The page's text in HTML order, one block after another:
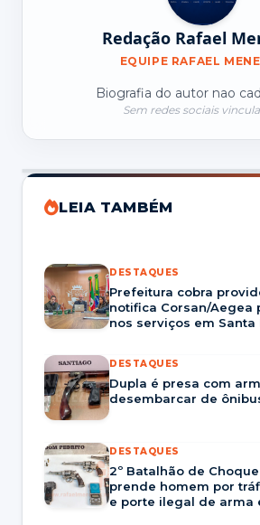
Redação Rafael
EQUIPE RAFAEL
Biografia do autor nao
Sem redes sociais
LEIA TAMBÉM
DESTAQUES
Prefeitura cobra
notifica Corsan/Aegea
nos serviços em Santa
DESTAQUES
Dupla é presa com
desembarcar de
DESTAQUES
2º Batalhão de
prende homem por
e porte ilegal de arma